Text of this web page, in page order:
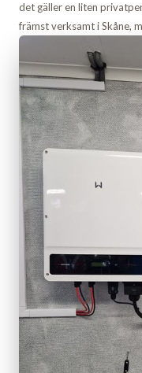
det gäller en liten
främst verksamt i Skåne,